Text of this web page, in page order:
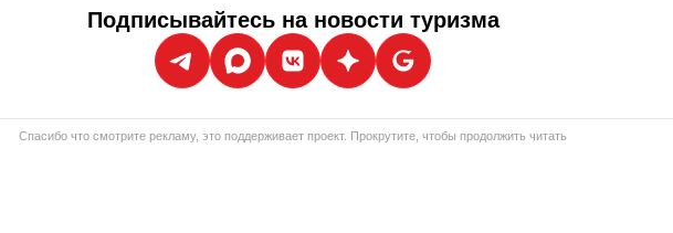
Подписывайтесь на новости туризма
Спасибо что смотрите рекламу, это поддерживает проект. Прокрутите, чтобы продолжить читать